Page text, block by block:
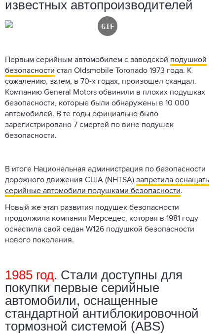
известных автопроизводителей
Первым серийным автомобилем с заводской подушкой
безопасности стал Oldsmobile Toronado 1973 года. К
сожалению, затем, в 70-х годах, произошел скандал.
Компанию General Motors обвинили в плохих подушках
безопасности, которые были обнаружены в 10 000
автомобилей. В те годы официально было
зарегистрировано 7 смертей по вине подушек
безопасности.
В итоге Национальная администрация по безопасности
дорожного движения США (NHTSA) запретила оснащать
серийные автомобили подушками безопасности.
Новый же этап развития подушек безопасности
продолжила компания Мерседес, которая в 1981 году
оснастила свой седан W126 подушкой безопасности
нового поколения.
1985 год. Стали доступны для
покупки первые серийные
автомобили, оснащенные
стандартной антиблокировочной
тормозной системой (ABS)